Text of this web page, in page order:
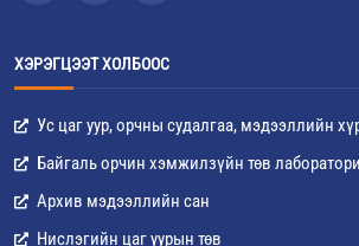
ХЭРЭГЦЭЭТ ХОЛБООС
Ус цаг уур, орчны судалгаа, мэдээллийн
Байгаль орчин хэмжилзүйн төв лаборатори
Архив мэдээллийн сан
Нислэгийн цаг уурын төв